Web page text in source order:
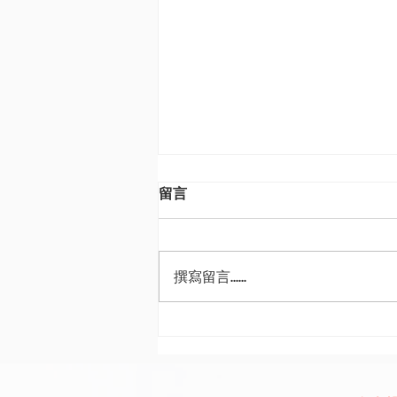
留言
撰寫留言......